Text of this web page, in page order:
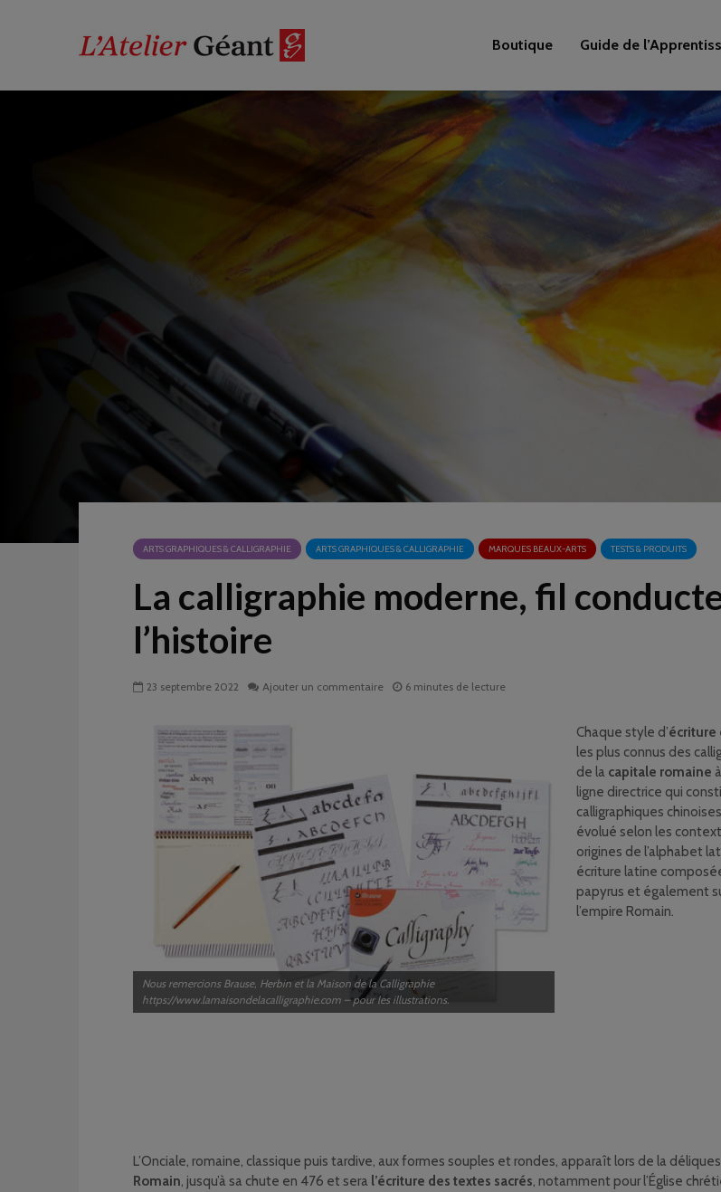
Boutique Guide de
ARTS GRAPHIQUES & CALLIGRAPHIE ARTS GRAPHIQUES & CALLIGRAPHIE MARQUES BEAUX-ARTS TESTS & PRODUITS
La calligraphie moderne, fil
l’histoire
23 septembre 2022 Ajouter un commentaire 6 minutes de lecture
Nous remercions Brause, Herbin et la Maison de la Calligraphie
https://www.lamaisondelacalligraphie.com – pour les illustrations.
Chaque style d’écriture
les plus connus des
de la capitale romaine
ligne directrice qui
calligraphiques
évolué selon les
origines de l’alphabet
écriture latine
papyrus et également
l’empire Romain.
L’Onciale, romaine, classique puis tardive, aux formes souples et rondes, apparaît lors de la
Romain, jusqu’à sa chute en 476 et sera l’écriture des textes sacrés, notamment pour l’Église